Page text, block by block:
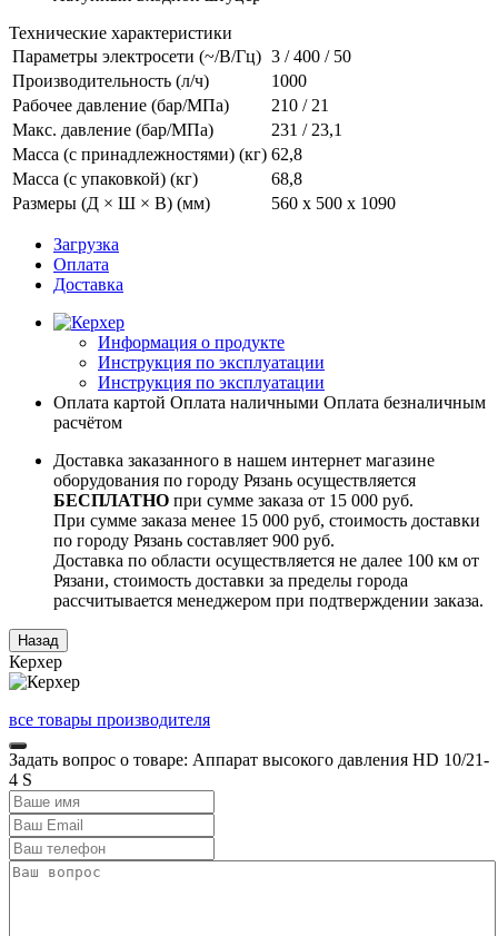
Технические характеристики
Параметры электросети (~/В/Гц) 3 / 400 / 50
Производительность (л/ч)
1000
Рабочее давление (бар/МПа)
210 / 21
Макс. давление (бар/МПа)
231 / 23,1
Масса (с принадлежностями) (кг) 62,8
Масса (с упаковкой) (кг)
68,8
Размеры (Д × Ш × В) (мм)
560 x 500 x 1090
Загрузка
Оплата
Доставка
Информация о продукте
Инструкция по эксплуатации
Инструкция по эксплуатации
Оплата картой Оплата наличными Оплата безналичным
расчётом
Доставка заказанного в нашем интернет магазине
оборудования по городу Рязань осуществляется
БЕСПЛАТНО при сумме заказа от 15 000 руб.
При сумме заказа менее 15 000 руб, стоимость доставки
по городу Рязань составляет 900 руб.
Доставка по области осуществляется не далее 100 км от
Рязани, стоимость доставки за пределы города
рассчитывается менеджером при подтверждении заказа.
Керхер
все товары производителя
Задать вопрос о товаре: Аппарат высокого давления HD 10/21-
4 S